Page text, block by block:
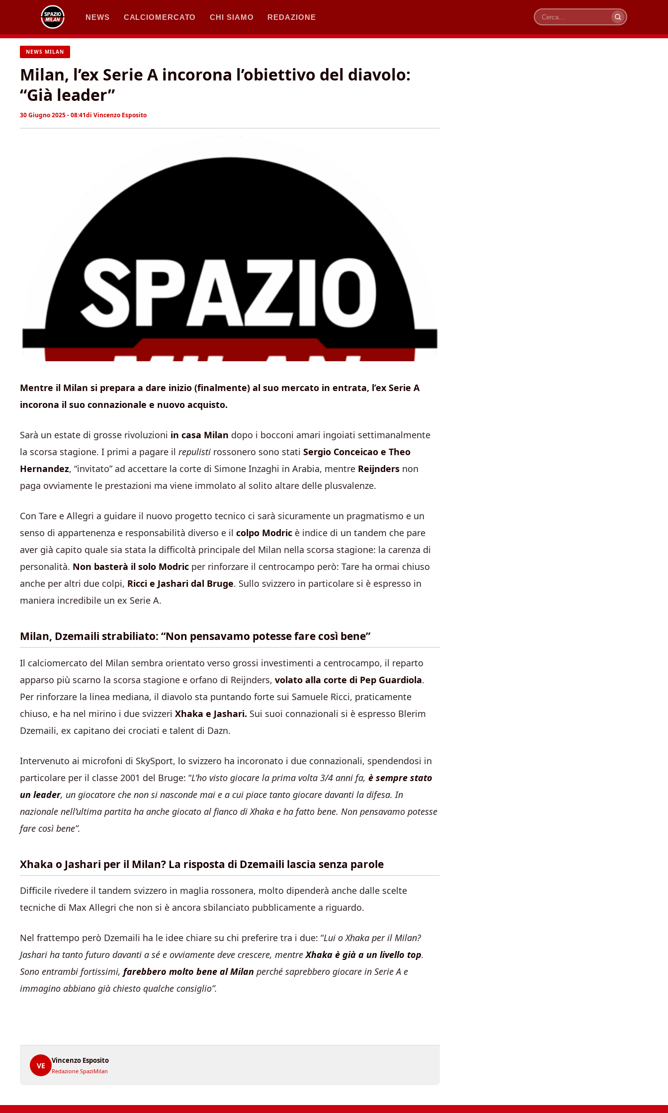
contenuto
NEWS CALCIOMERCATO CHI SIAMO REDAZIONE
Cerca
NEWS MILAN
Milan, l’ex Serie A incorona l’obiettivo del diavolo:
“Già leader”
30 Giugno 2025 - 08:41di Vincenzo Esposito
Mentre il Milan si prepara a dare inizio (finalmente) al suo mercato in entrata, l’ex Serie A
incorona il suo connazionale e nuovo acquisto.
Sarà un estate di grosse rivoluzioni in casa Milan dopo i bocconi amari ingoiati settimanalmente
la scorsa stagione. I primi a pagare il repulisti rossonero sono stati Sergio Conceicao e Theo
Hernandez, “invitato” ad accettare la corte di Simone Inzaghi in Arabia, mentre Reijnders non
paga ovviamente le prestazioni ma viene immolato al solito altare delle plusvalenze.
Con Tare e Allegri a guidare il nuovo progetto tecnico ci sarà sicuramente un pragmatismo e un
senso di appartenenza e responsabilità diverso e il colpo Modric è indice di un tandem che pare
aver già capito quale sia stata la difficoltà principale del Milan nella scorsa stagione: la carenza di
personalità. Non basterà il solo Modric per rinforzare il centrocampo però: Tare ha ormai chiuso
anche per altri due colpi, Ricci e Jashari dal Bruge. Sullo svizzero in particolare si è espresso in
maniera incredibile un ex Serie A.
Milan, Dzemaili strabiliato: “Non pensavamo potesse fare così bene”
Il calciomercato del Milan sembra orientato verso grossi investimenti a centrocampo, il reparto
apparso più scarno la scorsa stagione e orfano di Reijnders, volato alla corte di Pep Guardiola.
Per rinforzare la linea mediana, il diavolo sta puntando forte sui Samuele Ricci, praticamente
chiuso, e ha nel mirino i due svizzeri Xhaka e Jashari. Sui suoi connazionali si è espresso Blerim
Dzemaili, ex capitano dei crociati e talent di Dazn.
Intervenuto ai microfoni di SkySport, lo svizzero ha incoronato i due connazionali, spendendosi in
particolare per il classe 2001 del Bruge: “L’ho visto giocare la prima volta 3/4 anni fa, è sempre stato
un leader, un giocatore che non si nasconde mai e a cui piace tanto giocare davanti la difesa. In
nazionale nell’ultima partita ha anche giocato al fianco di Xhaka e ha fatto bene. Non pensavamo potesse
fare così bene”.
Xhaka o Jashari per il Milan? La risposta di Dzemaili lascia senza parole
Difficile rivedere il tandem svizzero in maglia rossonera, molto dipenderà anche dalle scelte
tecniche di Max Allegri che non si è ancora sbilanciato pubblicamente a riguardo.
Nel frattempo però Dzemaili ha le idee chiare su chi preferire tra i due: “Lui o Xhaka per il Milan?
Jashari ha tanto futuro davanti a sé e ovviamente deve crescere, mentreXhaka è già a un livello top.
Sono entrambi fortissimi, farebbero molto bene al Milan perché saprebbero giocare in Serie A e
immagino abbiano già chiesto qualche consiglio”.
VE
Vincenzo Esposito
Redazione SpaziMilan